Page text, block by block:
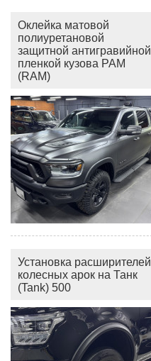
Оклейка матовой
полиуретановой
защитной антигравийной
пленкой кузова РАМ
(RAM)
Установка расширителей
колесных арок на Танк
(Tank) 500